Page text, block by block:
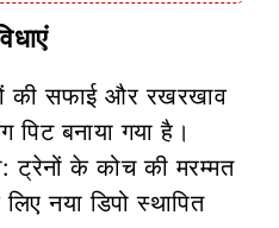
की सफाई और रखरखाव
पिट बनाया गया है।
ट्रेनों के कोच की मरम्मत
नया डिपो स्थापित